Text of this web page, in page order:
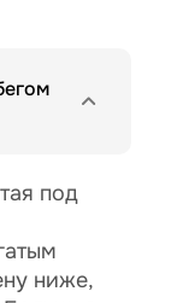
под
ниже,